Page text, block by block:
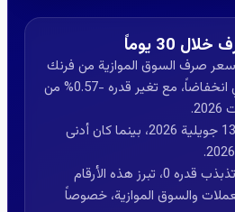
30 يوماً
أظهر سعر صرف السوق الموازية من فرنك
كونغولي إلى دينار جزائري انخفاضاً، مع تغير قدره -0.57% من
كان أعلى سعر 0.11 في 13 جويلية 2026، بينما كان أدنى
مع متوسط سعر 0.11 وتذبذب قدره 0، تبرز هذه الأرقام
والسوق الموازية، خصوصاً